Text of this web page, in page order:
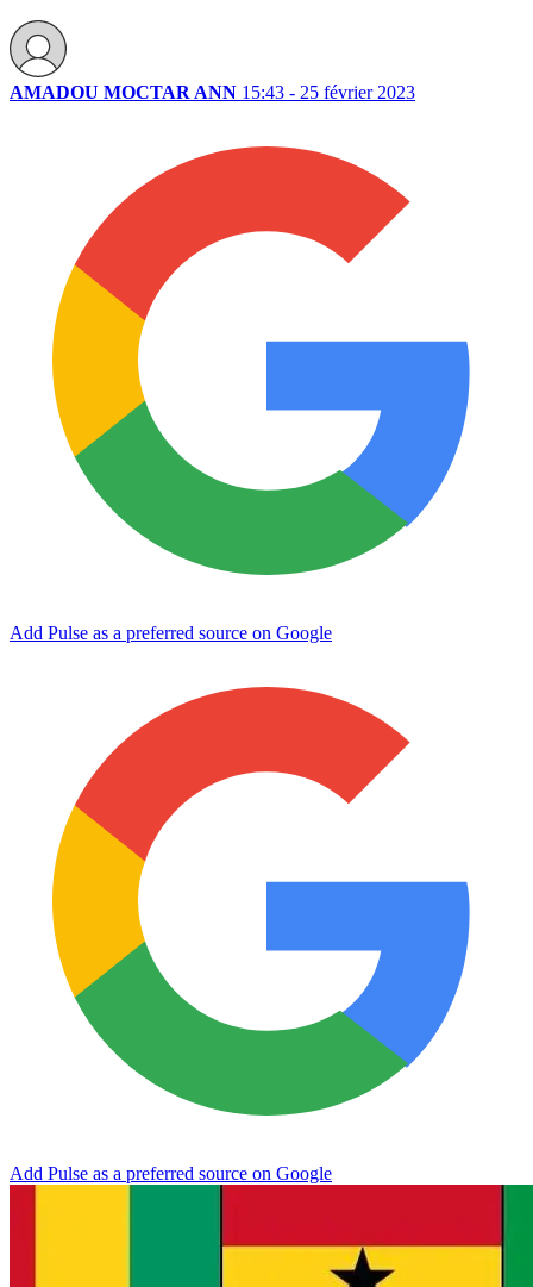
AMADOU MOCTAR ANN 15:43 - 25 février 2023
Add Pulse as a preferred source on Google
Add Pulse as a preferred source on Google